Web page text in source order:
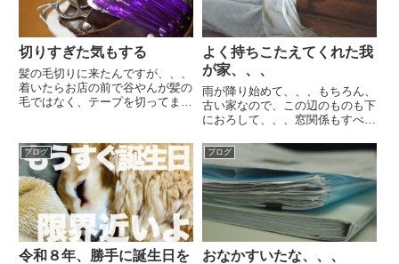
切りすぎた気もする
髪の毛切りに来たんですが、、、
着いたらお店の前で谷やんが髪の
毛ではなく、テープを切ってまし
ます。普通の仕事でも大変やの
に、それ以上のことをしてるんで
すもんね。ちなみに、お店の中の
一...
よく持ちこたえてくれた我
が家、、、
雨が降り始めて、、、もちろん、
古い家なので、この辺のものも下
におろして、、、窓関係もすべて
い。あっちこっちで台風中継みた
いにいろんな動画がアップされて
いく。いやいや、、それどころち
ゃうって。。。まずこれまで雨
漏...
ブログ
令和８年、勝手に誕生日を
ブログ
おなかすいたな、、、